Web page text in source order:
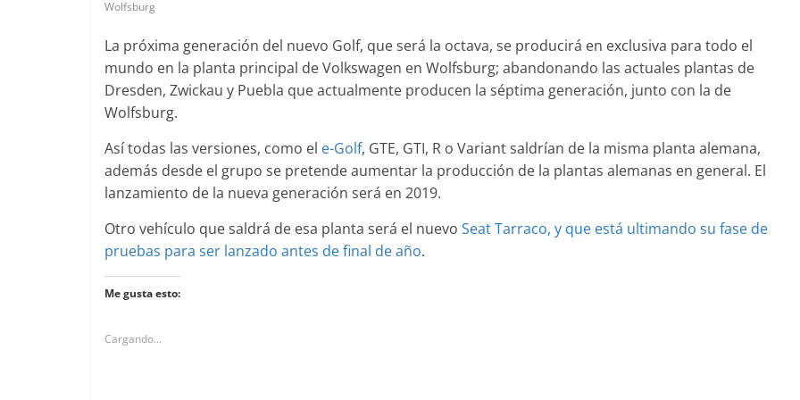
Wolfsburg
La próxima generación del nuevo Golf, que será la octava, se producirá en exclusiva para todo el
mundo en la planta principal de Volkswagen en Wolfsburg; abandonando las actuales plantas de
Dresden, Zwickau y Puebla que actualmente producen la séptima generación, junto con la de
Wolfsburg.
Así todas las versiones, como el e-Golf, GTE, GTI, R o Variant saldrían de la misma planta alemana,
además desde el grupo se pretende aumentar la producción de la plantas alemanas en general. El
lanzamiento de la nueva generación será en 2019.
Otro vehículo que saldrá de esa planta será el nuevo Seat Tarraco, y que está ultimando su fase de
pruebas para ser lanzado antes de final de año.
Me gusta esto:
Cargando...
S Coupé W140: 30
de uno de los
31 de enero de 2022 mospotter84 0
Clásicos
Audi RS6: 20 años de
25 de julio de 2022 mospotter84
Clásicos
BMW Serie 7: lujo desde
28 de junio de 2022 mospotter84
a revisión en
Clase A fabricados
4 de septiembre de 2020